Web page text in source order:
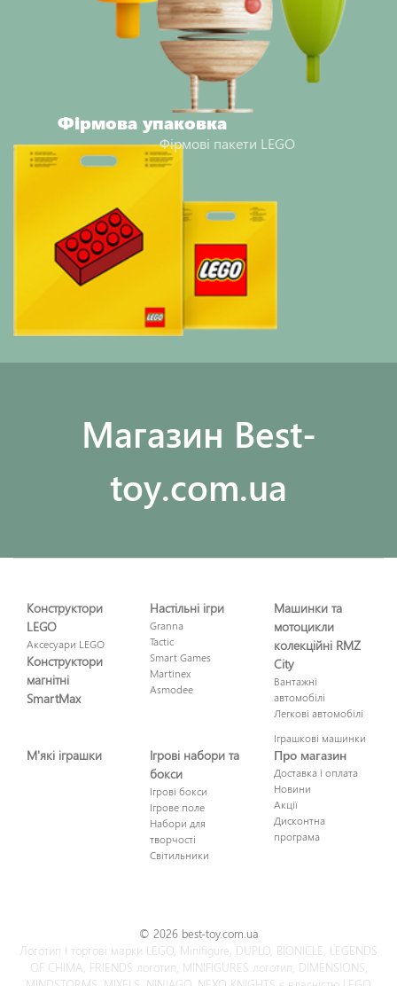
Фірмова упаковка
Фірмові пакети LEGO
Maгазин Best-
toy.com.ua
Конструктори
LEGO
Аксесуари LEGO
Конструктори
магнітні
SmartMax
Настільні ігри
Granna
Tactic
Smart Games
Martinex
Asmodee
Машинки та
мотоцикли
колекційні RMZ
City
Вантажні
автомобілі
Легкові автомобілі
Іграшкові машинки
М'які іграшки
Ігрові набори та
бокси
Ігрові бокси
Ігрове поле
Набори для
творчості
Світильники
Про магазин
Доставка і оплата
Новини
Акції
Дисконтна
програма
© 2026 best-toy.com.ua
Логотип і торгові марки LEGO, Minifigure, DUPLO, BIONICLE, LEGENDS
OF CHIMA, FRIENDS логотип, MINIFIGURES логотип, DIMENSIONS,